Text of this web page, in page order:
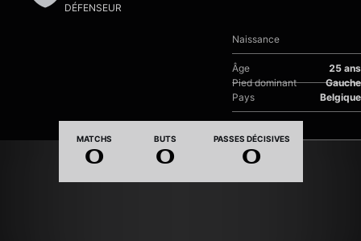
DÉFENSEUR
Pied dominant Gauche
Naissance
Âge 25 ans
Pays Belgique
MATCHS
0
BUTS
0
PASSES DÉCISIVES
0